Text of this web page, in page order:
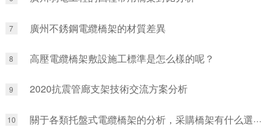
7 廣州不銹鋼電纜橋架的材質差異
8 高壓電纜橋架敷設施工標準是怎么樣的呢？
9 2020抗震管廊支架技術交流方案分析
10 關于各類托盤式電纜橋架的分析，采購橋架有什么選擇的要點呢?